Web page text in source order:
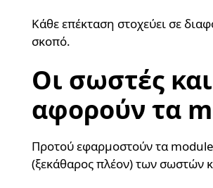
Κάθε επέκταση στοχεύει σε
σκοπό.
Οι σωστές
αφορούν τα
Προτού εφαρμοστούν τα
(ξεκάθαρος πλέον) των σωστών